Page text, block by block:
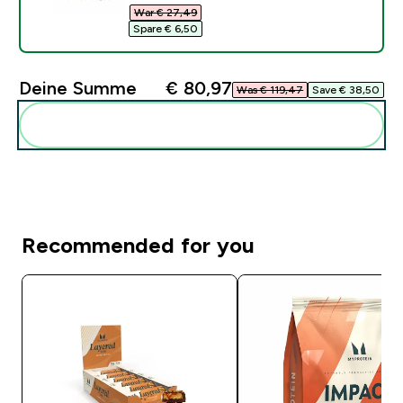
War € 27,49‎
Spare € 6,50‎
Deine Summe € 80,97‎ Was € 119,47‎ Save € 38,50‎
Recommended for you